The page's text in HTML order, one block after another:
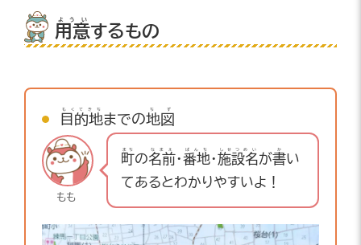
用意
ようい
するもの
目的地
もくてきち
までの地図
ちず
もも
町
まち
の名前
なまえ
・番地
ばんち
・施設名
しせつめい
が書
か
い
てあるとわかりやすいよ！